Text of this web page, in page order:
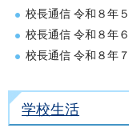
校長通信 令和８年
校長通信 令和８年
校長通信 令和８年
学校生活